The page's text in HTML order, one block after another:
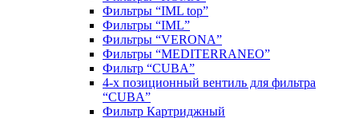
Фильтры “IML top”
Фильтры “IML”
Фильтры “VERONA”
Фильтры “MEDITERRANEO”
Фильтр “CUBA”
4-х позиционный вентиль для фильтра
“CUBA”
Фильтр Картриджный